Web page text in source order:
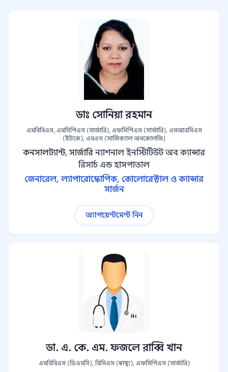
ডাঃ সোনিয়া রহমান
এমবিবিএস, এমসিপিএস (সার্জারি), এফসিপিএস (সার্জারি), এমআরসিএস
(ইউকে), এমএস (সার্জিক্যাল অনকোলজি)
কনসালট্যান্ট, সার্জারি ন্যাশনাল ইনস্টিটিউট অব ক্যান্সার
রিসার্চ এন্ড হাসপাতাল
জেনারেল, ল্যাপারোস্কোপিক, কোলোরেক্টাল ও ক্যান্সার
সার্জন
অ্যাপয়েন্টমেন্ট নিন
ডা. এ. কে. এম. ফজলে রাব্বি খান
এমবিবিএস (ডিএমসি), বিসিএস (স্বাস্থ্য), এফসিপিএস (সার্জারি)